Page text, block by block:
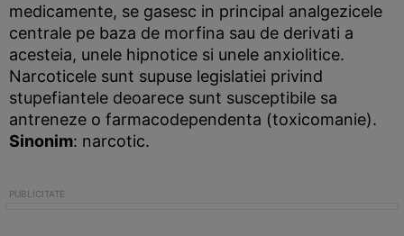
medicamente, se gasesc in principal analgezicele
centrale pe baza de morfina sau de derivati a
acesteia, unele hipnotice si unele anxiolitice.
Narcoticele sunt supuse legislatiei privind
stupefiantele deoarece sunt susceptibile sa
antreneze o farmacodependenta (toxicomanie).
Sinonim: narcotic.